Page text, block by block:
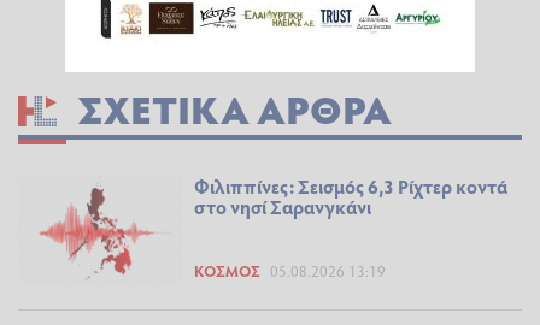
ΣΧΕΤΙΚΆ ΆΡΘΡΑ
Φιλιππίνες: Σεισμός 6,3 Ρίχτερ κοντά
στο νησί Σαρανγκάνι
ΚΌΣΜΟΣ 05.08.2026 13:19